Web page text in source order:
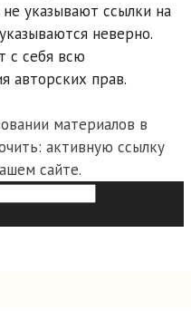
указывают ссылки на
неверно.
с себя всю
авторских прав.
материалов в
активную ссылку
сайте.